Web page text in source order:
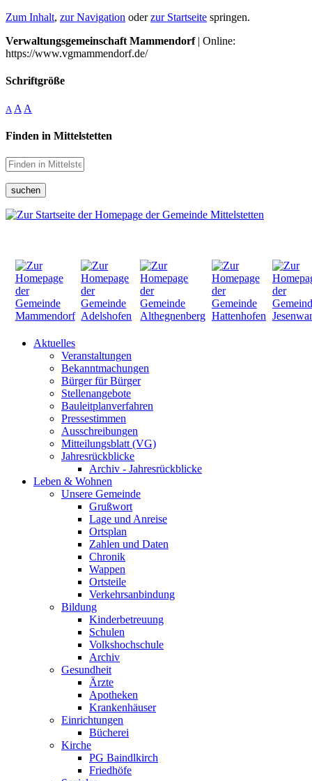
Zum Inhalt, zur Navigation oderzur Startseite springen.
Verwaltungsgemeinschaft Mammendorf| Online:
https://www.vgmammendorf.de/
Schriftgröße
A A A
Finden in Mittelstetten
suchen
Aktuelles
Veranstaltungen
Bekanntmachungen
Bürger für Bürger
Stellenangebote
Bauleitplanverfahren
Pressestimmen
Ausschreibungen
Mitteilungsblatt (VG)
Jahresrückblicke
Archiv - Jahresrückblicke
Leben & Wohnen
Unsere Gemeinde
Grußwort
Lage und Anreise
Ortsplan
Zahlen und Daten
Chronik
Wappen
Ortsteile
Verkehrsanbindung
Bildung
Kinderbetreuung
Schulen
Volkshochschule
Archiv
Gesundheit
Ärzte
Apotheken
Krankenhäuser
Einrichtungen
Bücherei
Kirche
PG Baindlkirch
Friedhöfe